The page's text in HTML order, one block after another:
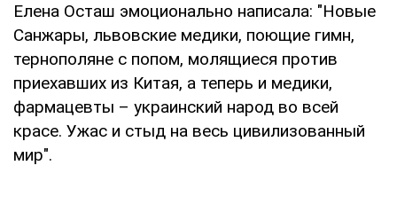
Елена Осташ эмоционально написала: "Новые
Санжары, львовские медики, поющие гимн,
тернополяне с попом, молящиеся против
приехавших из Китая, а теперь и медики,
фармацевты – украинский народ во всей
красе. Ужас и стыд на весь цивилизованный
мир".